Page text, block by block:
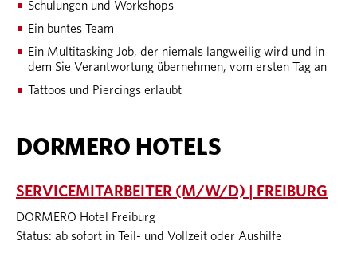
Schulungen und Workshops
Ein buntes Team
Ein Multitasking Job, der niemals langweilig wird und in
dem Sie Verantwortung übernehmen, vom ersten Tag an
Tattoos und Piercings erlaubt
DORMERO HOTELS
SERVICEMITARBEITER (M/W/D) | FREIBURG
DORMERO Hotel Freiburg
Status: ab sofort in Teil- und Vollzeit oder Aushilfe